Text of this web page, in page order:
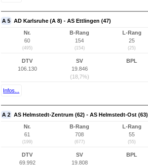
A 5 AD Karlsruhe (A 8) - AS Ettlingen (47)
Nr.
60
(495)
B-Rang
154
(154)
L-Rang
25
(25)
DTV
106.130
SV
19.846
(18,7%)
BPL
Infos...
A 2 AS Helmstedt-Zentrum (62) - AS Helmstedt-Ost (63)
Nr.
61
(199)
B-Rang
708
(677)
L-Rang
55
(55)
DTV
69.992
SV
19.808
BPL